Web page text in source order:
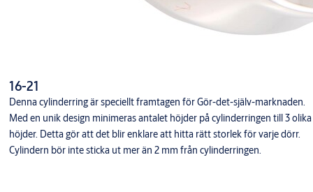
16-21
Denna cylinderring är speciellt framtagen för Gör-det-själv-marknaden.
Med en unik design minimeras antalet höjder på cylinderringen till 3 olika
höjder. Detta gör att det blir enklare att hitta rätt storlek för varje dörr.
Cylindern bör inte sticka ut mer än 2 mm från cylinderringen.